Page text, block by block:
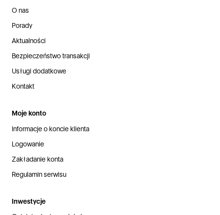
O nas
Porady
Aktualności
Bezpieczeństwo transakcji
Usługi dodatkowe
Kontakt
Moje konto
Informacje o koncie klienta
Logowanie
Zakładanie konta
Regulamin serwisu
Inwestycje